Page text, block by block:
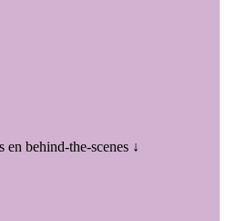
behind-the-scenes ↓